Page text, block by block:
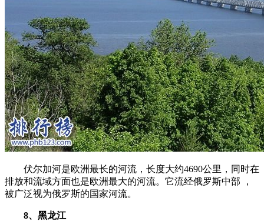
伏尔加河是欧洲最长的河流，长度大约4690公里，同时在
排放和流域方面也是欧洲最大的河流。它流经俄罗斯中部 ，
被广泛视为俄罗斯的国家河流。
8、黑龙江